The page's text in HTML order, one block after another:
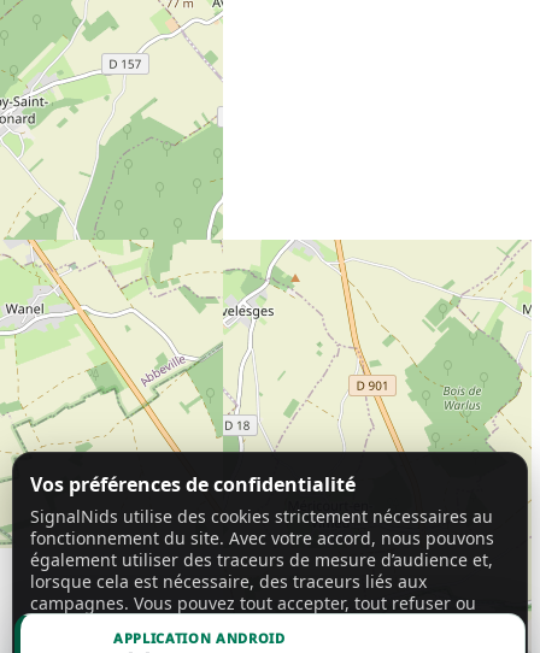
APPLICATION ANDROID
Vos préférences de confidentialité
SignalNids utilise des cookies strictement nécessaires au
fonctionnement du site. Avec votre accord, nous pouvons
également utiliser des traceurs de mesure d’audience et,
lorsque cela est nécessaire, des traceurs liés aux
campagnes. Vous pouvez tout accepter, tout refuser ou